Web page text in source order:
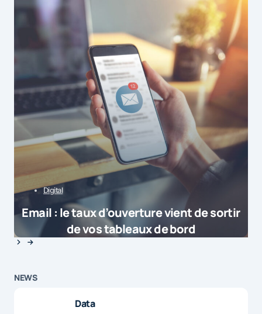
Digital
Email : le taux d’ouverture vient de sortir
de vos tableaux de bord
NEWS
Data